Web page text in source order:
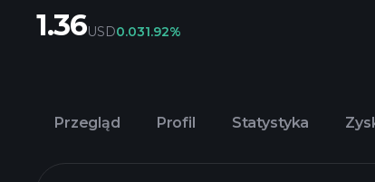
1.36USD0.031.92%
Przegląd Profil Statystyka